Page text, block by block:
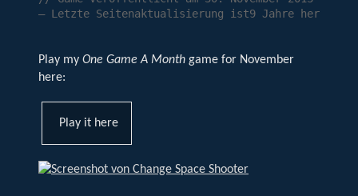
— Letzte Seitenaktualisierung ist9 Jahre her
Play my One Game A Month game for November
here:
Play it here